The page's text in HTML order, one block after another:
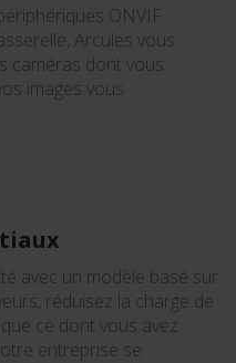
ONVIF
Arcules vous
caméras dont vous
images vous
avec un modèle basé sur
réduisez la charge de
ce dont vous avez
entreprise se